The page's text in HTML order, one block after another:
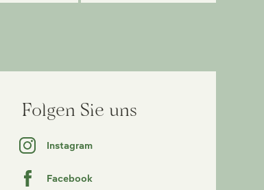
Folgen Sie uns
Instagram
Facebook